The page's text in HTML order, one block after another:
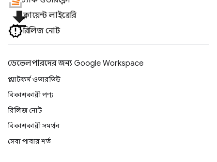
file_downloadক্লায়েন্ট লাইব্রেরি
রিলিজ নোট
ডেভেলপারদের জন্য Google Workspace
প্ল্যাটফর্ম ওভারভিউ
বিকাশকারী পণ্য
রিলিজ নোট
বিকাশকারী সমর্থন
সেবা পাবার শর্ত